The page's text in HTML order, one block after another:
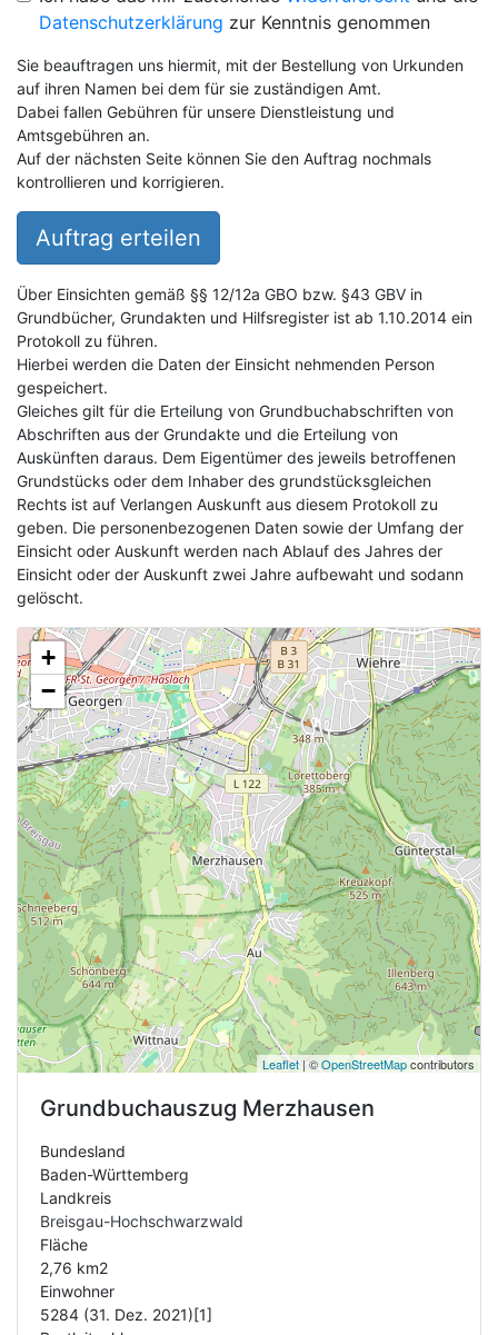
Datenschutzerklärung zur Kenntnis genommen
Sie beauftragen uns hiermit, mit der Bestellung von Urkunden
auf ihren Namen bei dem für sie zuständigen Amt.
Dabei fallen Gebühren für unsere Dienstleistung und
Amtsgebühren an.
Auf der nächsten Seite können Sie den Auftrag nochmals
kontrollieren und korrigieren.
Auftrag erteilen
Über Einsichten gemäß §§ 12/12a GBO bzw. §43 GBV in
Grundbücher, Grundakten und Hilfsregister ist ab 1.10.2014 ein
Protokoll zu führen.
Hierbei werden die Daten der Einsicht nehmenden Person
gespeichert.
Gleiches gilt für die Erteilung von Grundbuchabschriften von
Abschriften aus der Grundakte und die Erteilung von
Auskünften daraus. Dem Eigentümer des jeweils betroffenen
Grundstücks oder dem Inhaber des grundstücksgleichen
Rechts ist auf Verlangen Auskunft aus diesem Protokoll zu
geben. Die personenbezogenen Daten sowie der Umfang der
Einsicht oder Auskunft werden nach Ablauf des Jahres der
Einsicht oder der Auskunft zwei Jahre aufbewaht und sodann
gelöscht.
+
−
Leaflet| ©OpenStreetMapcontributors
Grundbuchauszug Merzhausen
Bundesland
Baden-Württemberg
Landkreis
Breisgau-Hochschwarzwald
Fläche
2,76 km2
Einwohner
5284 (31. Dez. 2021)[1]